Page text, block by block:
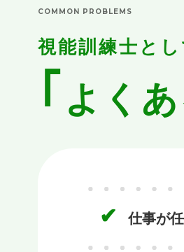
COMMON PROBLEMS
視能訓練士と
｢よく
✔︎ 仕事が